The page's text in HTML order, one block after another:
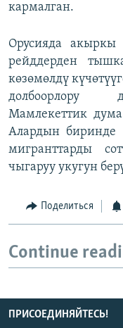
кармалган.
Орусияда акыркы
рейддерден
көзөмөлдү
долбоорлору
Мамлекеттик
Алардын биринде
мигранттарды
чыгаруу укугун
Поделиться
Continue
ПРИСОЕДИНЯЙТЕСЬ!